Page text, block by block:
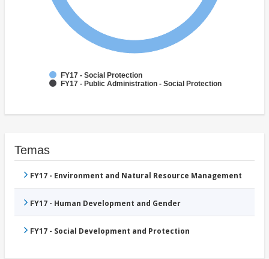
FY17 - Social Protection
FY17 - Public Administration - Social Protection
Temas
FY17 - Environment and Natural Resource Management
FY17 - Human Development and Gender
FY17 - Social Development and Protection